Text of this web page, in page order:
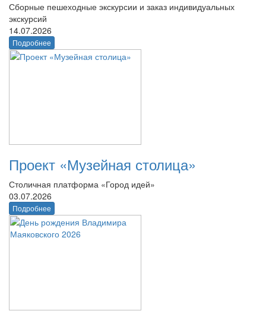
Сборные пешеходные экскурсии и заказ индивидуальных
экскурсий
14.07.2026
Подробнее
Проект «Музейная столица»
Столичная платформа «Город идей»
03.07.2026
Подробнее